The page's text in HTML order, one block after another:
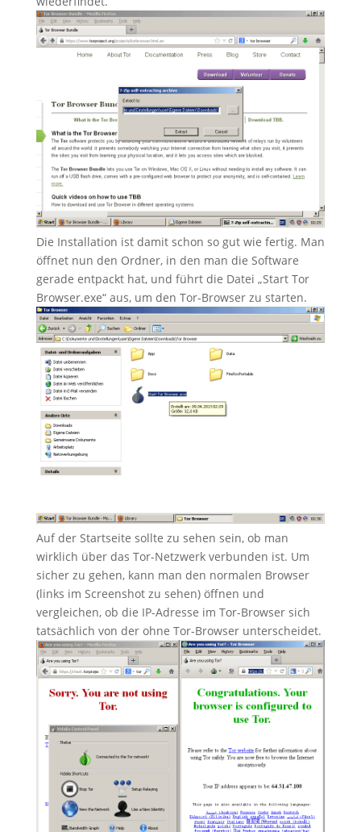
Die Installation ist damit schon so gut wie fertig. Man
öffnet nun den Ordner, in den man die Software
gerade entpackt hat, und führt die Datei „Start Tor
Browser.exe“ aus, um den Tor-Browser zu starten.
Auf der Startseite sollte zu sehen sein, ob man
wirklich über das Tor-Netzwerk verbunden ist. Um
sicher zu gehen, kann man den normalen Browser
(links im Screenshot zu sehen) öffnen und
vergleichen, ob die IP-Adresse im Tor-Browser sich
tatsächlich von der ohne Tor-Browser unterscheidet.